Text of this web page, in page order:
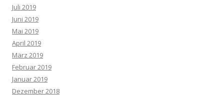
Juli 2019
Juni 2019
Mai 2019
April 2019
März 2019
Februar 2019
Januar 2019
Dezember 2018